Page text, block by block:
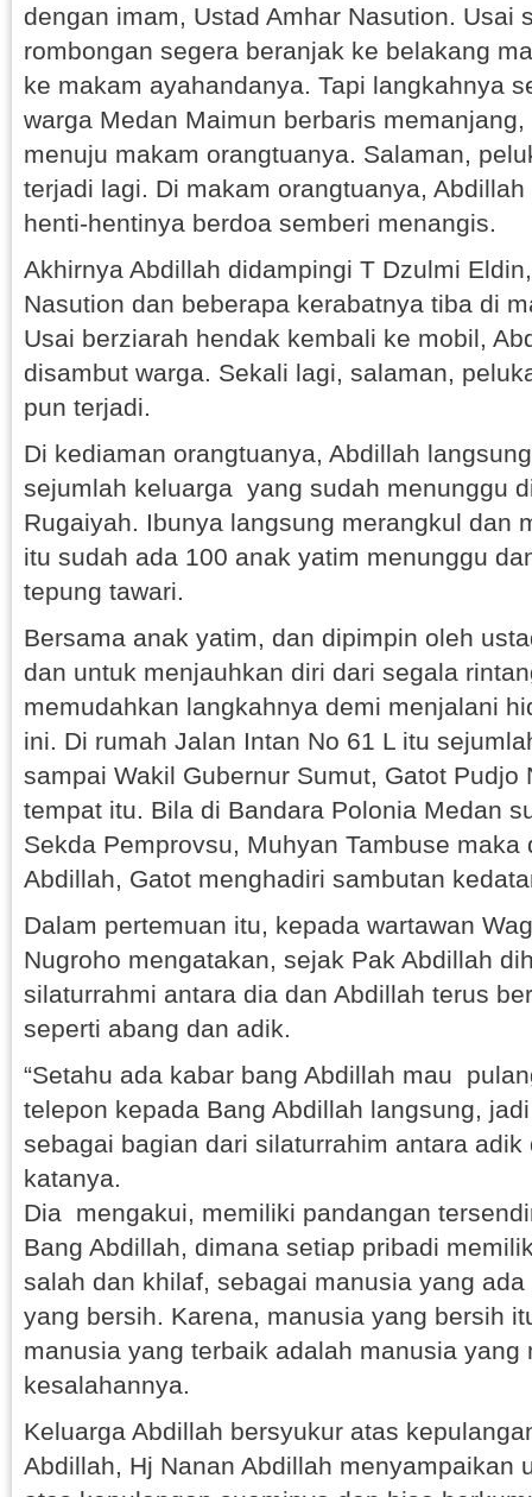
dengan imam, Ustad Amhar Nasution. Usai
rombongan segera beranjak ke belakang
ke makam ayahandanya. Tapi langkahnya
warga Medan Maimun berbaris
menuju makam orangtuanya. Salaman,
terjadi lagi. Di makam orangtuanya,
henti-hentinya berdoa semberi menangis.
Akhirnya Abdillah didampingi T Dzulmi
Nasution dan beberapa kerabatnya tiba di
Usai berziarah hendak kembali ke mobil,
disambut warga. Sekali lagi, salaman,
pun terjadi.
Di kediaman orangtuanya, Abdillah
sejumlah keluarga yang sudah menunggu
Rugaiyah. Ibunya langsung merangkul dan
itu sudah ada 100 anak yatim menunggu
tepung tawari.
Bersama anak yatim, dan dipimpin oleh
dan untuk menjauhkan diri dari segala
memudahkan langkahnya demi menjalani
ini. Di rumah Jalan Intan No 61 L itu
sampai Wakil Gubernur Sumut, Gatot Pudjo
tempat itu. Bila di Bandara Polonia Medan
Sekda Pemprovsu, Muhyan Tambuse
Abdillah, Gatot menghadiri sambutan
Dalam pertemuan itu, kepada wartawan
Nugroho mengatakan, sejak Pak Abdillah
silaturrahmi antara dia dan Abdillah terus
seperti abang dan adik.
“Setahu ada kabar bang Abdillah mau
telepon kepada Bang Abdillah langsung,
sebagai bagian dari silaturrahim antara adik
katanya.
Dia mengakui, memiliki pandangan
Bang Abdillah, dimana setiap pribadi
salah dan khilaf, sebagai manusia yang
yang bersih. Karena, manusia yang bersih
manusia yang terbaik adalah manusia yang
kesalahannya.
Keluarga Abdillah bersyukur atas
Abdillah, Hj Nanan Abdillah menyampaikan